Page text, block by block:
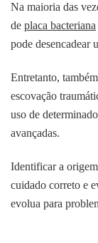
Na maioria das
de placa bacteriana
pode desencadear
Entretanto,
escovação
uso de
avançadas.
Identificar a
cuidado correto e
evolua para